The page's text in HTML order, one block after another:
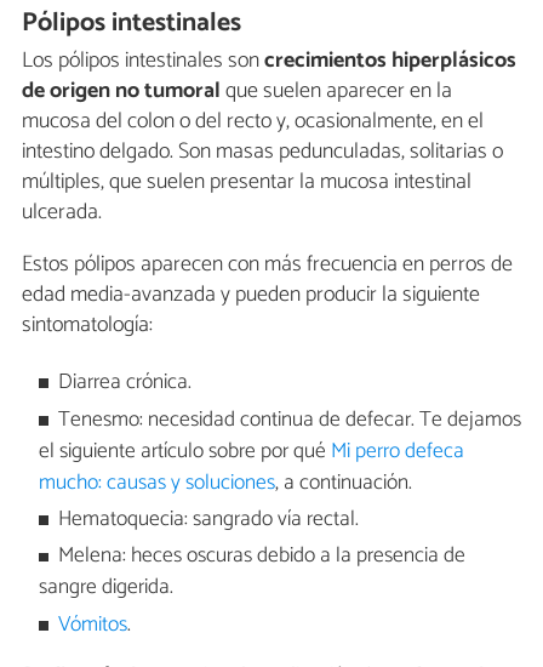
Pólipos intestinales
Los pólipos intestinales soncrecimientos hiperplásicos
de origen no tumoralque suelen aparecer en la
mucosa del colon o del recto y, ocasionalmente, en el
intestino delgado. Son masas pedunculadas, solitarias o
múltiples, que suelen presentar la mucosa intestinal
ulcerada.
Estos pólipos aparecen con más frecuencia en perros de
edad media-avanzada y pueden producir la siguiente
sintomatología:
Diarrea crónica.
Tenesmo: necesidad continua de defecar. Te dejamos
el siguiente artículo sobre por qué Mi perro defeca
mucho: causas y soluciones, a continuación.
Hematoquecia: sangrado vía rectal.
Melena: heces oscuras debido a la presencia de
sangre digerida.
Vómitos.